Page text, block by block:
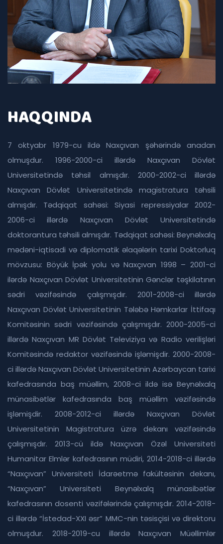
HAQQINDA
7 oktyabr 1979-cu ildə Naxçıvan şəhərində anadan
olmuşdur. 1996-2000-ci illərdə Naxçıvan Dövlət
Universitetində təhsil almışdır. 2000-2002-ci illərdə
Naxçıvan Dövlət Universitetində magistratura təhsili
almışdır. Tədqiqat sahəsi: Siyasi repressiyalar 2002-
2006-ci illərdə Naxçıvan Dövlət Universitetində
doktorantura təhsili almışdır. Tədqiqat sahəsi: Beynəlxalq
mədəni-iqtisadi və diplomatik əlaqələrin tarixi Doktorluq
mövzusu: Böyük İpək yolu və Naxçıvan 1998 – 2001-ci
ilərdə Naxçıvan Dövlət Universitetinin Gənclər təşkilatının
sədri vəzifəsində çalışmışdır. 2001-2008-ci illərdə
Naxçıvan Dövlət Universitetinin Tələbə Həmkarlar İttifaqı
Komitəsinin sədri vəzifəsində çalışmışdır. 2000-2005-ci
illərdə Naxçıvan MR Dövlət Televiziya və Radio verilişləri
Komitəsində redaktor vəzifəsində işləmişdir. 2000-2008-
ci illərdə Naxçıvan Dövlət Universitetinin Azərbaycan tarixi
kafedrasında baş müəllim, 2008-ci ildə isə Beynəlxalq
münasibətlər kafedrasında baş müəllim vəzifəsində
işləmişdir. 2008-2012-ci illərdə Naxçıvan Dövlət
Universitetinin Magistratura üzrə dekanı vəzifəsində
çalışmışdır. 2013-cü ildə Naxçıvan Özəl Universiteti
Humanitar Elmlər kafedrasının müdiri, 2014-2018-ci illərdə
“Naxçıvan” Universiteti İdarəetmə fakültəsinin dekanı,
“Naxçıvan” Universiteti Beynəlxalq münasibətlər
kafedrasının dosenti vəzifələrində çalışmışdır. 2014-2018-
ci illərdə “İstedad-XXI əsr” MMC-nin təsisçisi və direktoru
olmuşdur. 2018-2019-cu illərdə Naxçıvan Müəllimlər